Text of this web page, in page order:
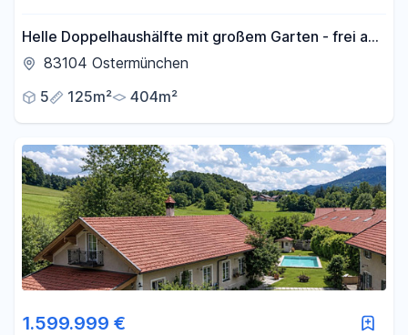
Helle Doppelhaushälfte mit großem Garten - frei ab
Aug. 26 - ohne Provision
83104 Ostermünchen
5
125m² 404m²
1.599.999 €